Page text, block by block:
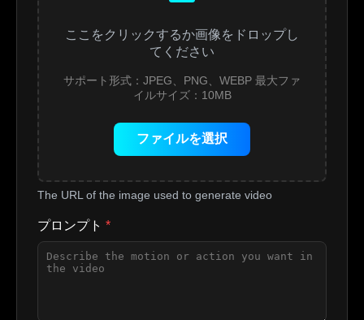
ここをクリックするか画像をドロップし
てください
サポート形式：JPEG、PNG、WEBP 最大ファ
イルサイズ：10MB
ファイルを選択
The URL of the image used to generate video
プロンプト *